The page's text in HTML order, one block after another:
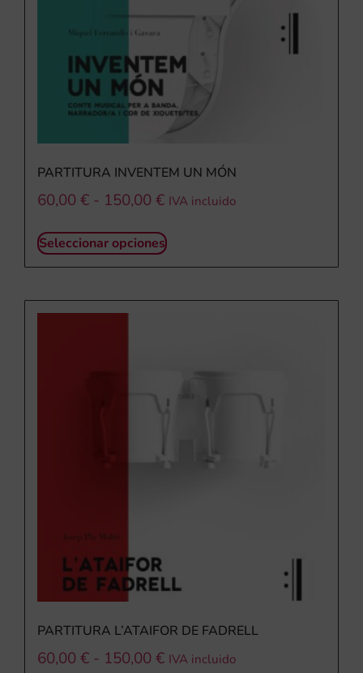
PARTITURA INVENTEM UN MÓN
60,00 € - 150,00 € IVA incluido
Seleccionar opciones
PARTITURA L’ATAIFOR DE FADRELL
60,00 € - 150,00 € IVA incluido